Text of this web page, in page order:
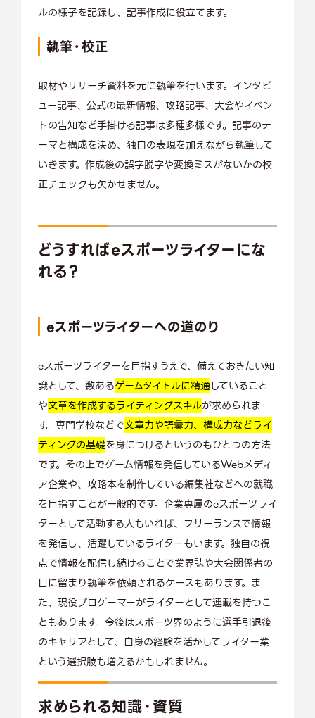
ルの様子を記録し、記事作成に役立てます。
執筆・校正
取材やリサーチ資料を元に執筆を行います。インタビ
ュー記事、公式の最新情報、攻略記事、大会やイベン
トの告知など手掛ける記事は多種多様です。記事のテ
ーマと構成を決め、独自の表現を加えながら執筆して
いきます。作成後の誤字脱字や変換ミスがないかの校
正チェックも欠かせません。
どうすればeスポーツライターにな
れる？
eスポーツライターへの道のり
eスポーツライターを目指すうえで、備えておきたい知
識として、数あるゲームタイトルに精通していること
や文章を作成するライティングスキルが求められま
す。専門学校などで文章力や語彙力、構成力などライ
ティングの基礎を身につけるというのもひとつの方法
です。その上でゲーム情報を発信しているWebメディ
ア企業や、攻略本を制作している編集社などへの就職
を目指すことが一般的です。企業専属のeスポーツライ
ターとして活動する人もいれば、フリーランスで情報
を発信し、活躍しているライターもいます。独自の視
点で情報を配信し続けることで業界誌や大会関係者の
目に留まり執筆を依頼されるケースもあります。ま
た、現役プロゲーマーがライターとして連載を持つこ
ともあります。今後はスポーツ界のように選手引退後
のキャリアとして、自身の経験を活かしてライター業
という選択肢も増えるかもしれません。
求められる知識・資質